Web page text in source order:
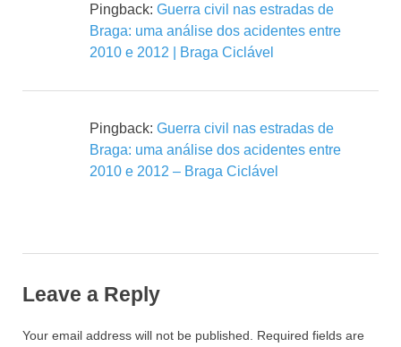
Pingback: Guerra civil nas estradas de
Braga: uma análise dos acidentes entre
2010 e 2012 | Braga Ciclável
Pingback: Guerra civil nas estradas de
Braga: uma análise dos acidentes entre
2010 e 2012 – Braga Ciclável
Leave a Reply
Your email address will not be published. Required fields are